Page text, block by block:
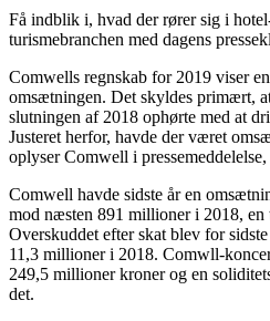
Få indblik i, hvad der rører sig i
turismebranchen med dagens
Comwells regnskab for 2019 viser
omsætningen. Det skyldes primært,
slutningen af 2018 ophørte med at
Justeret herfor, havde der været
oplyser Comwell i
Comwell havde sidste år en
mod næsten 891 millioner i 2018, en
Overskuddet efter skat blev for
11,3 millioner i 2018. Comwll-
249,5 millioner kroner og en
det.